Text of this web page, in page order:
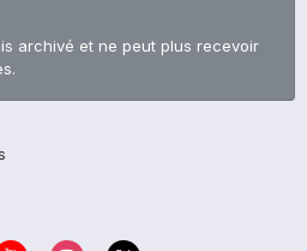
archivé et ne peut plus recevoir